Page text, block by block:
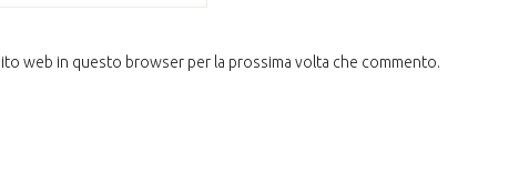
web in questo browser per la prossima volta che commento.